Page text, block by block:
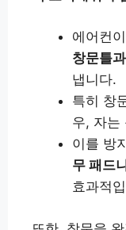
에어컨
창문틀
냅니다.
특히 창
우, 자는
이를 방
무 패드
효과적